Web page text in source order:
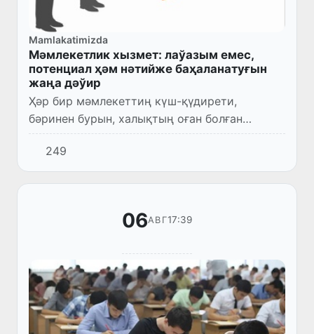
Mamlakatimizda
Мәмлекетлик хызмет: лаўазым емес,
потенциал ҳәм нәтийже баҳаланатуғын
жаңа дәўир
Ҳәр бир мәмлекеттиң күш-қүдирети,
бәринен бурын, халықтың оған болған
исеними менен белгиленеди. Бул исеним
болса әдил ҳәм нәтийжели басқарыў
системасы арқалы қәлиплеседи ҳәм жүзег...
249
06АВГ17:39